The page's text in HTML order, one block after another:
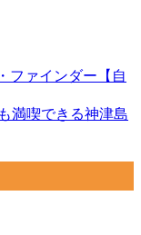
ファインダー【自
満喫できる神津島